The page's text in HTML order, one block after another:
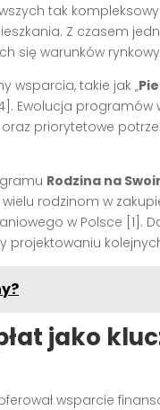
tak
Z czasem
się warunków
wsparcia, takie jak „
Ewolucja
priorytetowe
Rodzina na
rodzinom w
w Polsce [1].
projektowaniu
jako
wsparcie